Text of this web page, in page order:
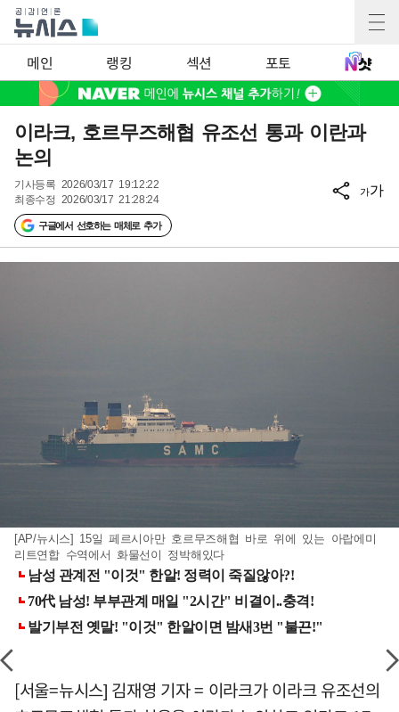
메인 랭킹 섹션 포토
이라크, 호르무즈해협 유조선 통과 이란과
논의
기사등록 2026/03/17 19:12:22
최종수정 2026/03/17 21:28:24
구글에서 선호하는 매체로 추가
가가
[AP/뉴시스] 15일 페르시아만 호르무즈해협 바로 위에 있는 아랍에미
리트연합 수역에서 화물선이 정박해있다
[서울=뉴시스] 김재영 기자 = 이라크가 이라크 유조선의